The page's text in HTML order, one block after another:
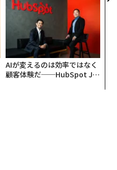
AIが変えるのは効率ではなく
顧客体験だ──HubSpot Ja